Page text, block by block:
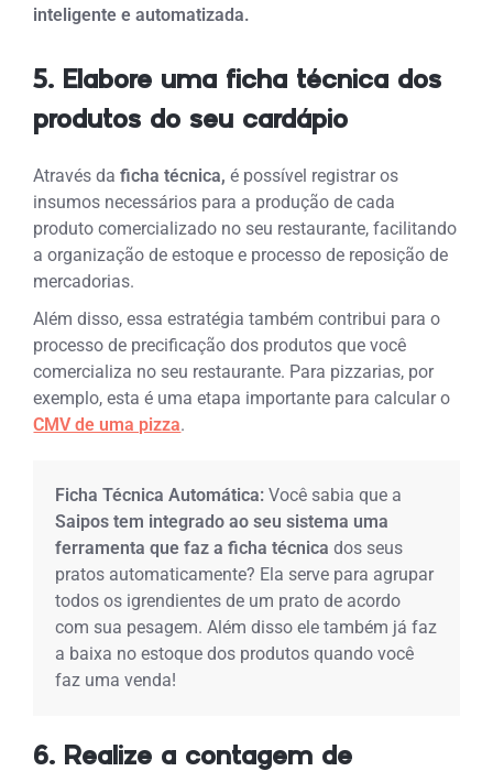
inteligente e automatizada.
5. Elabore uma ficha técnica dos
produtos do seu cardápio
Através daficha técnica, é possível registrar os
insumos necessários para a produção de cada
produto comercializado no seu restaurante, facilitando
a organização de estoque e processo de reposição de
mercadorias.
Além disso, essa estratégia também contribui para o
processo de precificação dos produtos que você
comercializa no seu restaurante. Para pizzarias, por
exemplo, esta é uma etapa importante para calcular o
CMV de uma pizza.
Ficha Técnica Automática: Você sabia que a
Saipos tem integrado ao seu sistema uma
ferramenta que faz a ficha técnica dos seus
pratos automaticamente? Ela serve para agrupar
todos os igrendientes de um prato de acordo
com sua pesagem. Além disso ele também já faz
a baixa no estoque dos produtos quando você
faz uma venda!
6. Realize a contagem de